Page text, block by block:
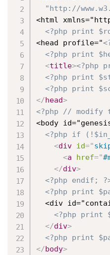
"http://
<html
<?php print
<head profile="
<?php print
<title><?php
<?php print
<?php print
</head>
<?php // modify
<body
<?php if
<div id="
<a href="
</div>
<?php endif;
<?php print
<div
<?php print
</div>
<?php print
</body>